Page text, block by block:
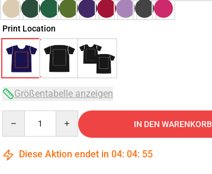
Print Location
Größentabelle anzeigen
IN DEN WARENKORB
Diese Aktion endet in 04: 04: 54